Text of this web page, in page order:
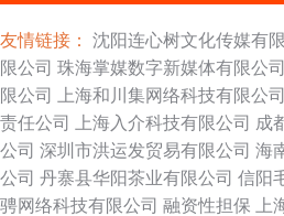
友情链接： 沈阳连心树文化传媒有
限公司 珠海掌媒数字新媒体有限公司
限公司
上海和川集网络科技有限公司
责任公司
上海入介科技有限公司 成
公司 深圳市洪运发贸易有限公司 海
公司 丹寨县华阳茶业有限公司 信阳
骋网络科技有限公司 融资性担保 上